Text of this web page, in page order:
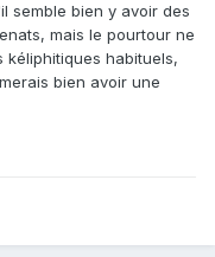
semble bien y avoir des
mais le pourtour ne
kéliphitiques habituels,
bien avoir une